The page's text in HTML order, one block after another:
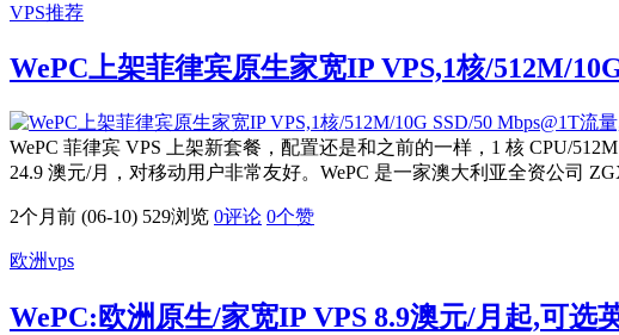
VPS推荐
WePC上架菲律宾原生家宽IP VPS,1核/512M/
WePC 菲律宾 VPS 上架新套餐，配置还是和之前的一样，1 核 CPU/
24.9 澳元/月，对移动用户非常友好。WePC 是一家澳大利亚全资公司
2个月前 (06-10) 529浏览 0评论 0个赞
欧洲vps
WePC:欧洲原生/家宽IP VPS 8.9澳元/月起,可选